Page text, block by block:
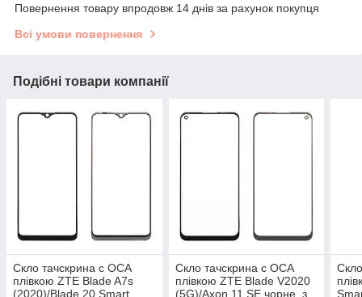
Повернення товару впродовж 14 днів за рахунок покупця
Всі умови повернення
Подібні товари компанії
Скло тачскрина c OCA
плівкою ZTE Blade A7s
(2020)/Blade 20 Smart
Скло тачскрина c OCA
плівкою ZTE Blade V2020
(5G)/Axon 11 SE чорне, з